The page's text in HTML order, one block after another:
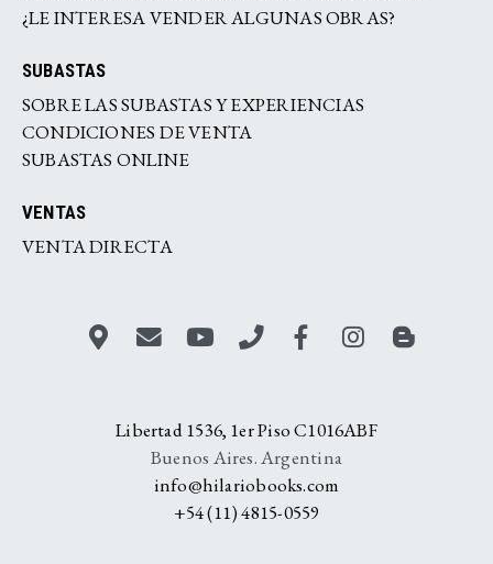
¿LE INTERESA VENDER ALGUNAS OBRAS?
SUBASTAS
SOBRE LAS SUBASTAS Y EXPERIENCIAS
CONDICIONES DE VENTA
SUBASTAS ONLINE
VENTAS
VENTA DIRECTA
Libertad 1536, 1er Piso C1016ABF
Buenos Aires. Argentina
info@hilariobooks.com
+54 (11) 4815-0559